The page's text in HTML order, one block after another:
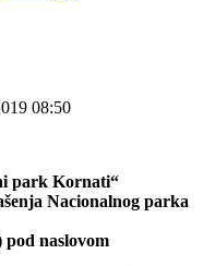
08:50
park Kornati“
Nacionalnog parka
naslovom